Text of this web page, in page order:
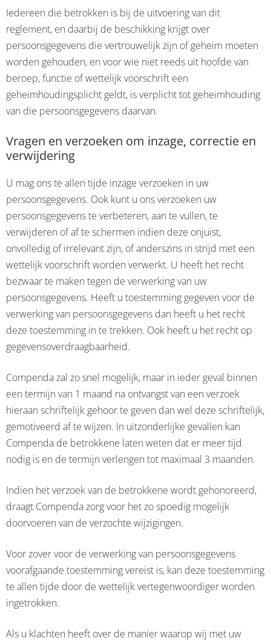
Iedereen die betrokken is bij de uitvoering van dit
reglement, en daarbij de beschikking krijgt over
persoonsgegevens die vertrouwelijk zijn of geheim moeten
worden gehouden, en voor wie niet reeds uit hoofde van
beroep, functie of wettelijk voorschrift een
geheimhoudingsplicht geldt, is verplicht tot geheimhouding
van die persoonsgegevens daarvan.
Vragen en verzoeken om inzage, correctie en
verwijdering
U mag ons te allen tijde inzage verzoeken in uw
persoonsgegevens. Ook kunt u ons verzoeken uw
persoonsgegevens te verbeteren, aan te vullen, te
verwijderen of af te schermen indien deze onjuist,
onvolledig of irrelevant zijn, of anderszins in strijd met een
wettelijk voorschrift worden verwerkt. U heeft het recht
bezwaar te maken tegen de verwerking van uw
persoonsgegevens. Heeft u toestemming gegeven voor de
verwerking van persoonsgegevens dan heeft u het recht
deze toestemming in te trekken. Ook heeft u het recht op
gegevensoverdraagbaarheid.
Compenda zal zo snel mogelijk, maar in ieder geval binnen
een termijn van 1 maand na ontvangst van een verzoek
hieraan schriftelijk gehoor te geven dan wel deze schriftelijk,
gemotiveerd af te wijzen. In uitzonderlijke gevallen kan
Compenda de betrokkene laten weten dat er meer tijd
nodig is en de termijn verlengen tot maximaal 3 maanden.
Indien het verzoek van de betrokkene wordt gehonoreerd,
draagt Compenda zorg voor het zo spoedig mogelijk
doorvoeren van de verzochte wijzigingen.
Voor zover voor de verwerking van persoonsgegevens
voorafgaande toestemming vereist is, kan deze toestemming
te allen tijde door de wettelijk vertegenwoordiger worden
ingetrokken.
Als u klachten heeft over de manier waarop wij met uw